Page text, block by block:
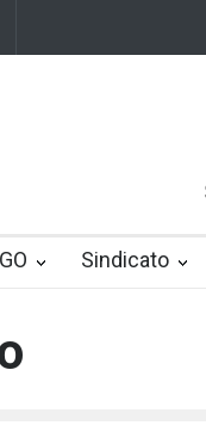
a revisão de benefícios
STF valida
Sindicato